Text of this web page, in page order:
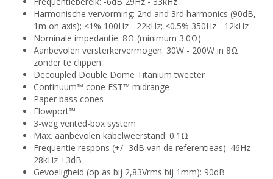
Harmonische vervorming: 2nd and 3rd harmonics (90dB,
1m on axis); <1% 100Hz - 22kHz; <0.5% 350Hz - 12kHz
Nominale impedantie: 8Ω (minimum 3.0Ω)
Aanbevolen versterkervermogen: 30W - 200W in 8Ω
zonder te clippen
Decoupled Double Dome Titanium tweeter
Continuum™ cone FST™ midrange
Paper bass cones
Flowport™
3-weg vented-box system
Max. aanbevolen kabelweerstand: 0.1Ω
Frequentie respons (+/- 3dB van de referentieas): 46Hz -
28kHz ±3dB
Gevoeligheid (op as bij 2,83Vrms bij 1mm): 90dB